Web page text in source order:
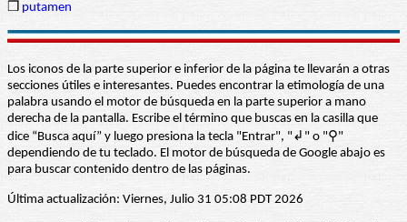
❒ putamen
Los iconos de la parte superior e inferior de la página te llevarán a otras
secciones útiles e interesantes. Puedes encontrar la etimología de una
palabra usando el motor de búsqueda en la parte superior a mano
derecha de la pantalla. Escribe el término que buscas en la casilla que
dice “Busca aquí” y luego presiona la tecla "Entrar", "↲" o "⚲"
dependiendo de tu teclado. El motor de búsqueda de Google abajo es
para buscar contenido dentro de las páginas.
Última actualización: Viernes, Julio 31 05:08 PDT 2026